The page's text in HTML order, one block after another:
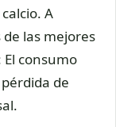
A
las mejores
El consumo
de